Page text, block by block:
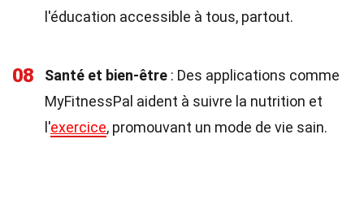
l'éducation accessible à tous, partout.
08 Santé et bien-être : Des applications comme
MyFitnessPal aident à suivre la nutrition et
l'exercice, promouvant un mode de vie sain.